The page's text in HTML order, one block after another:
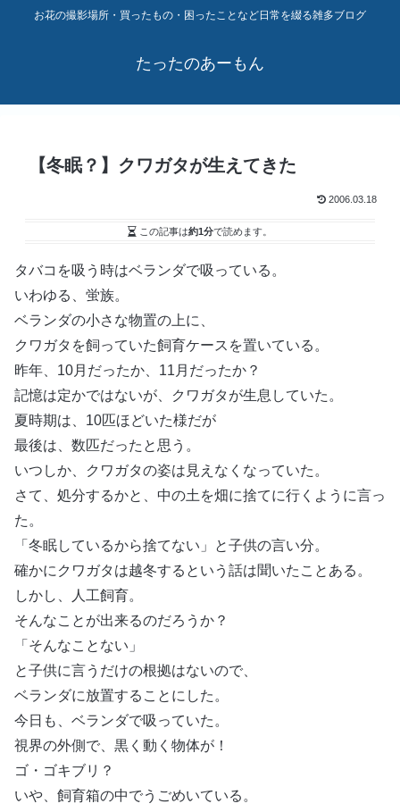
お花の撮影場所・買ったもの・困ったことなど日常を綴る雑多ブログ
たったのあーもん
【冬眠？】クワガタが生えてきた
2006.03.18
この記事は約1分で読めます。
タバコを吸う時はベランダで吸っている。
いわゆる、蛍族。
ベランダの小さな物置の上に、
クワガタを飼っていた飼育ケースを置いている。
昨年、10月だったか、11月だったか？
記憶は定かではないが、クワガタが生息していた。
夏時期は、10匹ほどいた様だが
最後は、数匹だったと思う。
いつしか、クワガタの姿は見えなくなっていた。
さて、処分するかと、中の土を畑に捨てに行くように言っ
た。
「冬眠しているから捨てない」と子供の言い分。
確かにクワガタは越冬するという話は聞いたことある。
しかし、人工飼育。
そんなことが出来るのだろうか？
「そんなことない」
と子供に言うだけの根拠はないので、
ベランダに放置することにした。
今日も、ベランダで吸っていた。
視界の外側で、黒く動く物体が！
ゴ・ゴキブリ？
いや、飼育箱の中でうごめいている。